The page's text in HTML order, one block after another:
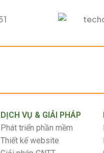
DỊCH VỤ & GIẢI PHÁP
Phát triển phần mềm
Thiết kế website